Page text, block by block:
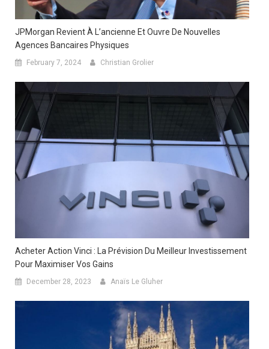
JPMorgan Revient À L’ancienne Et Ouvre De Nouvelles
Agences Bancaires Physiques
February 7, 2024 Christian Grolier
Acheter Action Vinci : La Prévision Du Meilleur Investissement
Pour Maximiser Vos Gains
December 28, 2023 Anaïs Le Gluher